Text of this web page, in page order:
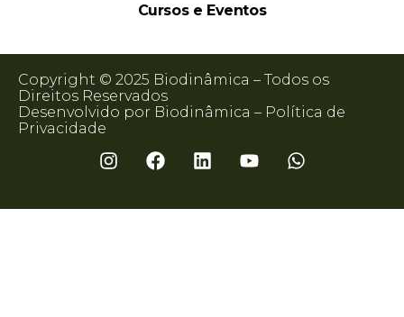
Cursos e Eventos
Copyright © 2025 Biodinâmica – Todos os
Direitos Reservados
Desenvolvido por Biodinâmica – Política de
Privacidade